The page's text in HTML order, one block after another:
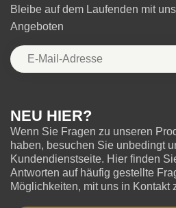
NEU HIER?
Wenn Sie Fragen zu unseren
haben, besuchen Sie unbedingt
Kundendienstseite. Hier finden
Antworten auf häufig gestellte
Möglichkeiten, mit uns in Kontakt
Bleibe auf dem Laufenden mit
Angeboten